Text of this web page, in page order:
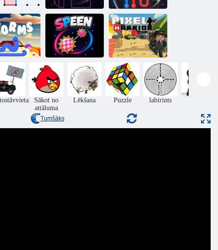
Boxzilla Krāsu ceļš Krāsu ķēde
Tārpi Speens Pikseļu karavīrs
Sākot no
attāluma
Lēkšana Puzzle labirints
Tumšāks